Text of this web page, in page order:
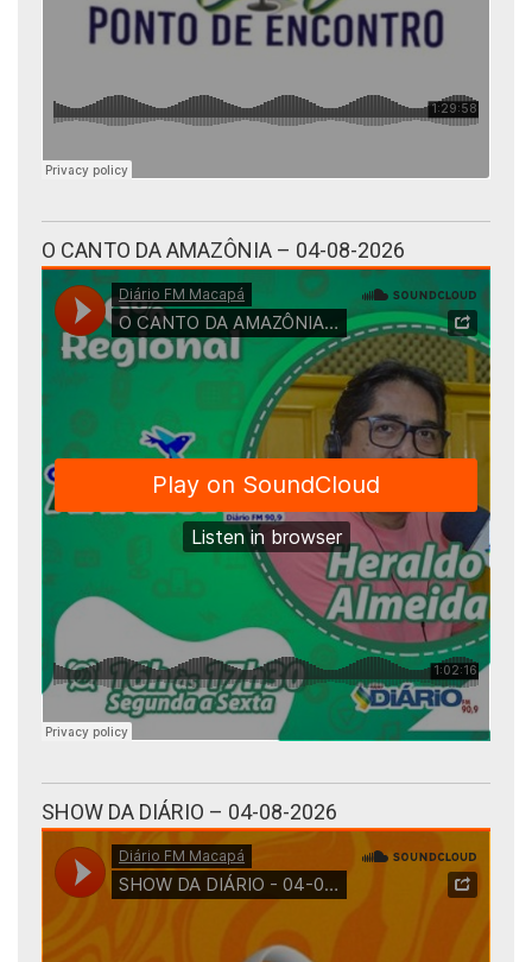
O CANTO DA AMAZÔNIA – 04-08-2026
SHOW DA DIÁRIO – 04-08-2026